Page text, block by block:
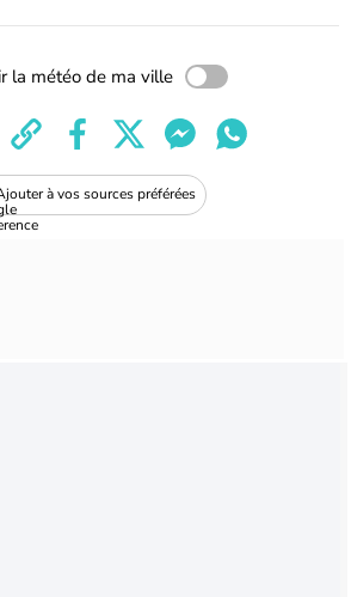
la météo de ma ville
à vos sources préférées